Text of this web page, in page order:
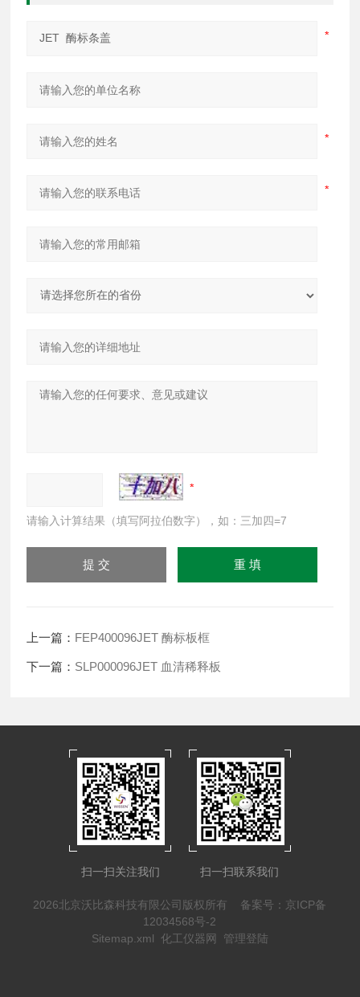
请输入计算结果（填写阿拉伯数字），如：三加四=7
上一篇： FEP400096JET 酶标板框
下一篇： SLP000096JET 血清稀释板
扫一扫关注我们 扫一扫联系我们
2026北京沃比森科技有限公司版权所有 备案号：京ICP备
12034568号-2
Sitemap.xml 化工仪器网 管理登陆